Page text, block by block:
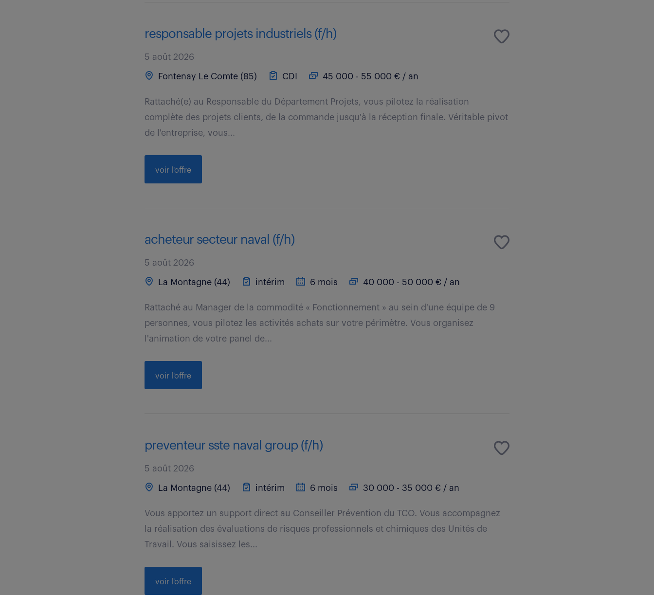
responsable projets industriels (f/h)
5 août 2026
Fontenay Le Comte (85) CDI 45 000 - 55 000 € / an
Rattaché(e) au Responsable du Département Projets, vous pilotez la réalisation
complète des projets clients, de la commande jusqu'à la réception finale. Véritable pivot
de l'entreprise, vous...
voir l'offre
acheteur secteur naval (f/h)
5 août 2026
La Montagne (44) intérim 6 mois 40 000 - 50 000 € / an
Rattaché au Manager de la commodité « Fonctionnement » au sein d'une équipe de 9
personnes, vous pilotez les activités achats sur votre périmètre. Vous organisez
l'animation de votre panel de...
voir l'offre
preventeur sste naval group (f/h)
5 août 2026
La Montagne (44) intérim 6 mois 30 000 - 35 000 € / an
Vous apportez un support direct au Conseiller Prévention du TCO. Vous accompagnez
la réalisation des évaluations de risques professionnels et chimiques des Unités de
Travail. Vous saisissez les...
voir l'offre